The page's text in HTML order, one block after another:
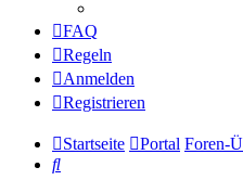
FAQ
Regeln
Anmelden
Registrieren
Startseite Portal Foren-
Suche